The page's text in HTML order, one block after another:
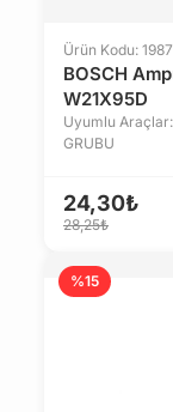
Ürün Kodu:
BOSCH
W21X95D
Uyumlu Araçlar:
GRUBU
24,30₺
28,25₺
%15